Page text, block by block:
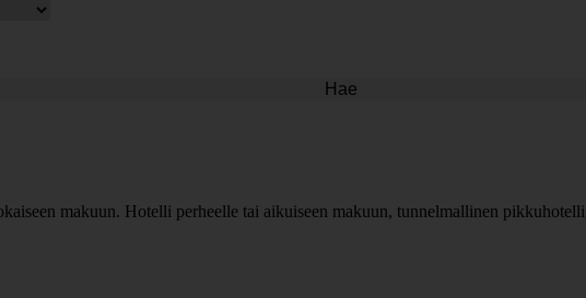
Hae
makuun. Hotelli perheelle tai aikuiseen makuun, tunnelmallinen